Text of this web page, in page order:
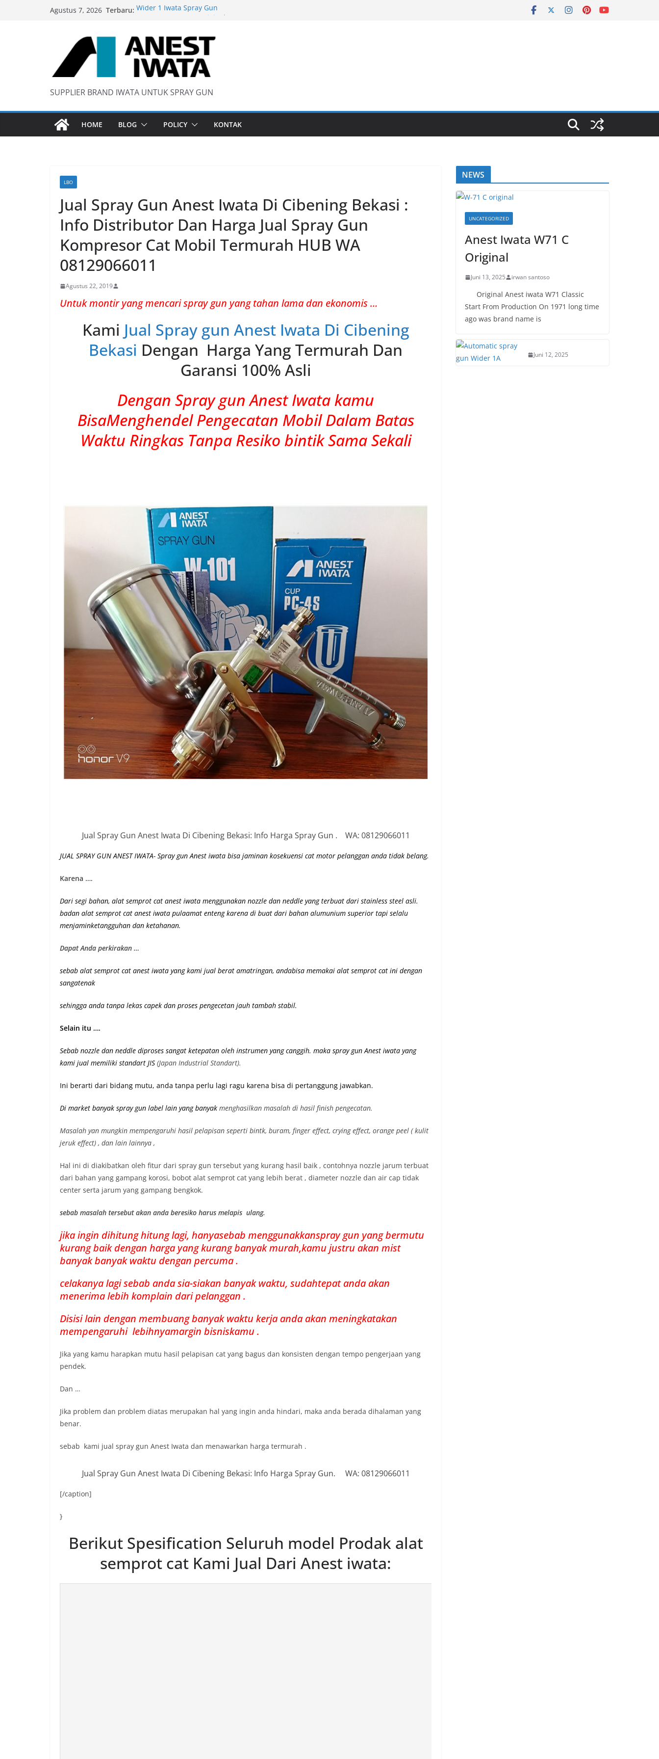
Agustus 7, 2026 Terbaru: Wider 1 Iwata Spray Gun
anti static spray gun
Iwata W 71 New Model ….Last generation…
SUPPLIER BRAND IWATA UNTUK SPRAY GUN
HOME BLOG POLICY KONTAK
LBO
Jual Spray Gun Anest Iwata Di Cibening Bekasi :
Info Distributor Dan Harga Jual Spray Gun
Kompresor Cat Mobil Termurah HUB WA
08129066011
Agustus 22, 2019
Untuk montir yang mencari spray gun yang tahan lama dan ekonomis …
Kami Jual Spray gun Anest Iwata Di Cibening
Bekasi Dengan Harga Yang Termurah Dan
Garansi 100% Asli
Dengan Spray gun Anest Iwata kamu
BisaMenghendel Pengecatan Mobil Dalam Batas
Waktu Ringkas Tanpa Resiko bintik Sama Sekali
Jual Spray Gun Anest Iwata Di Cibening Bekasi: Info Harga Spray Gun . WA: 08129066011
JUAL SPRAY GUN ANEST IWATA- Spray gun Anest iwata bisa jaminan kosekuensi cat motor pelanggan anda tidak belang.
Karena ….
Dari segi bahan, alat semprot cat anest iwata menggunakan nozzle dan neddle yang terbuat dari stainless steel asli.
badan alat semprot cat anest iwata pulaamat enteng karena di buat dari bahan alumunium superior tapi selalu
menjaminketangguhan dan ketahanan.
Dapat Anda perkirakan …
sebab alat semprot cat anest iwata yang kami jual berat amatringan, andabisa memakai alat semprot cat ini dengan
sangatenak
sehingga anda tanpa lekas capek dan proses pengecetan jauh tambah stabil.
Selain itu ….
Sebab nozzle dan neddle diproses sangat ketepatan oleh instrumen yang canggih. maka spray gun Anest iwata yang
kami jual memiliki standart JIS (Japan Industrial Standart).
Ini berarti dari bidang mutu, anda tanpa perlu lagi ragu karena bisa di pertanggung jawabkan.
Di market banyak spray gun label lain yang banyak menghasilkan masalah di hasil finish pengecatan.
Masalah yan mungkin mempengaruhi hasil pelapisan seperti bintk, buram, finger effect, crying effect, orange peel ( kulit
jeruk effect) , dan lain lainnya ,
Hal ini di diakibatkan oleh fitur dari spray gun tersebut yang kurang hasil baik , contohnya nozzle jarum terbuat
dari bahan yang gampang korosi, bobot alat semprot cat yang lebih berat , diameter nozzle dan air cap tidak
center serta jarum yang gampang bengkok.
sebab masalah tersebut akan anda beresiko harus melapis ulang.
jika ingin dihitung hitung lagi, hanyasebab menggunakkanspray gun yang bermutu
kurang baik dengan harga yang kurang banyak murah,kamu justru akan mist
banyak banyak waktu dengan percuma .
celakanya lagi sebab anda sia-siakan banyak waktu, sudahtepat anda akan
menerima lebih komplain dari pelanggan .
Disisi lain dengan membuang banyak waktu kerja anda akan meningkatakan
mempengaruhi lebihnyamargin bisniskamu .
Jika yang kamu harapkan mutu hasil pelapisan cat yang bagus dan konsisten dengan tempo pengerjaan yang
pendek.
Dan …
Jika problem dan problem diatas merupakan hal yang ingin anda hindari, maka anda berada dihalaman yang
benar.
sebab kami jual spray gun Anest Iwata dan menawarkan harga termurah .
Jual Spray Gun Anest Iwata Di Cibening Bekasi: Info Harga Spray Gun. WA: 08129066011
[/caption]
}
Berikut Spesification Seluruh model Prodak alat
semprot cat Kami Jual Dari Anest iwata:
NEWS
UNCATEGORIZED
Anest Iwata W71 C
Original
Juni 13, 2025 irwan santoso
Original Anest iwata W71 Classic
Start From Production On 1971 long time
ago was brand name is
Juni 12, 2025